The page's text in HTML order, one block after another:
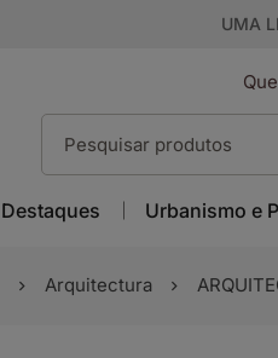
UMA
Destaques Urbanismo e
Arquitectura